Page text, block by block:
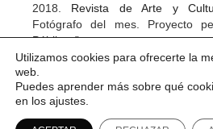
2018. Revista de Arte y
Fotógrafo del mes. Proyecto
Públicas”.
2019.ViceVersa Magazine.Series
personal “Relaciones Públicas”.
2019.ViceVersa Magazine.
Utilizamos cookies para ofrecerte la
web.
Puedes aprender más sobre qué
en los ajustes.